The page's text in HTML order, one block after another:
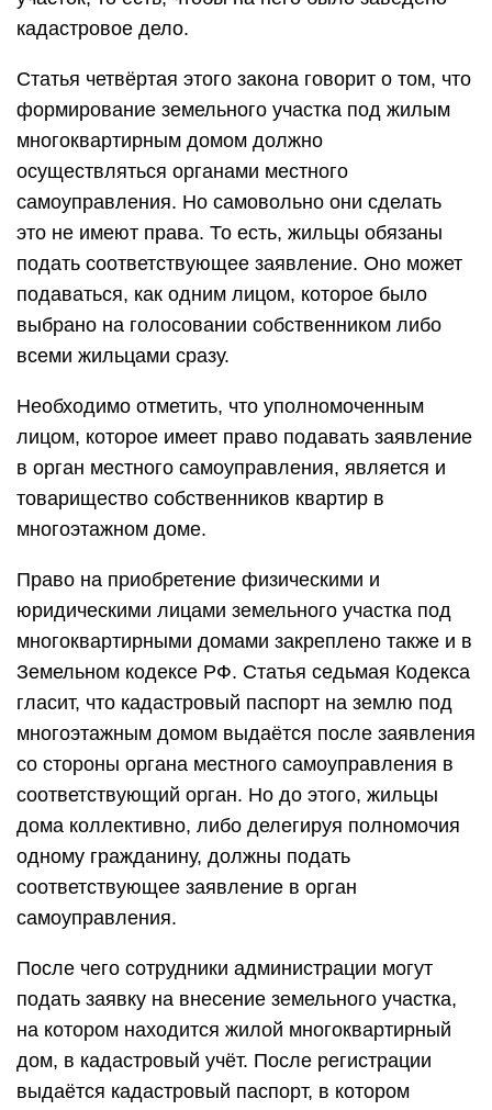
кадастровое дело.
Статья четвёртая этого закона говорит о том, что
формирование земельного участка под жилым
многоквартирным домом должно
осуществляться органами местного
самоуправления. Но самовольно они сделать
это не имеют права. То есть, жильцы обязаны
подать соответствующее заявление. Оно может
подаваться, как одним лицом, которое было
выбрано на голосовании собственником либо
всеми жильцами сразу.
Необходимо отметить, что уполномоченным
лицом, которое имеет право подавать заявление
в орган местного самоуправления, является и
товарищество собственников квартир в
многоэтажном доме.
Право на приобретение физическими и
юридическими лицами земельного участка под
многоквартирными домами закреплено также и в
Земельном кодексе РФ. Статья седьмая Кодекса
гласит, что кадастровый паспорт на землю под
многоэтажным домом выдаётся после заявления
со стороны органа местного самоуправления в
соответствующий орган. Но до этого, жильцы
дома коллективно, либо делегируя полномочия
одному гражданину, должны подать
соответствующее заявление в орган
самоуправления.
После чего сотрудники администрации могут
подать заявку на внесение земельного участка,
на котором находится жилой многоквартирный
дом, в кадастровый учёт. После регистрации
выдаётся кадастровый паспорт, в котором